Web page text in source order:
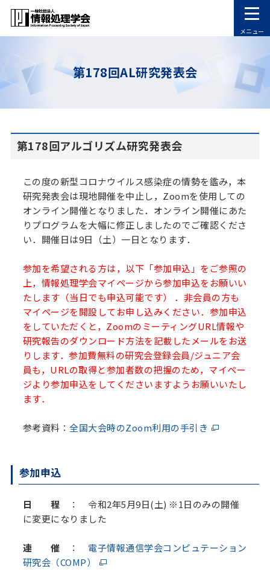
メニュー
第178回AL研究発表会
第178回アルゴリズム研究発表会
この度の新型コロナウイルス感染症の情勢を鑑み，本
研究発表会は現地開催を中止し，Zoomを使用しての
オンライン開催となりました．オンライン開催にあた
りプログラムを大幅に修正しましたのでご確認くださ
い．開催日は9日（土）一日となります．
参加を希望される方は，以下「参加申込」をご参照の
上，情報処理学会マイページから参加申込をお願いい
たします（当日でも申込可能です） ．非会員の方も
マイページを開設してお申し込みください．参加申込
をしていただくと， ZoomのミーティングURL情報や
研究報告のダウンロード方法を記載したメールをお送
りします．参加費無料の研究会登録会員/ジュニア会
員も， URLの取得と参加者数の把握のため，マイペー
ジより参加申込をしてくださいますようお願いいたし
ます．
参考資料：全国大会時のZoom利用の手引き
参加申込
日 程 ： 令和2年5月9日(土) ※1日のみの開催
に変更になりました
連 催 ： 電子情報通信学会コンピュテーション
研究会（COMP）